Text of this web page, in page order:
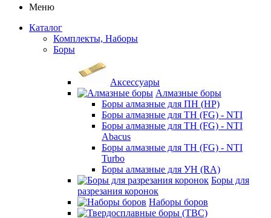
Меню
Каталог
Комплекты, Наборы
Боры
Аксессуары
Алмазные боры
Боры алмазные для ПН (HP)
Боры алмазные для ТН (FG) - NTI
Боры алмазные для ТН (FG) - NTI
Abacus
Боры алмазные для ТН (FG) - NTI
Turbo
Боры алмазные для УН (RA)
Боры для
разрезания коронок
Наборы боров